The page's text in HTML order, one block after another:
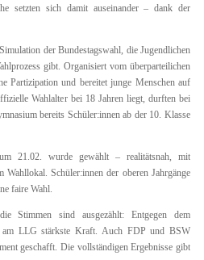
setzten sich damit auseinander – dank der
der Bundestagswahl, die Jugendlichen
gibt. Organisiert vom überparteilichen
Partizipation und bereitet junge Menschen auf
Wahlalter bei 18 Jahren liegt, durften bei
bereits Schüler:innen ab der 10. Klasse
21.02. wurde gewählt – realitätsnah, mit
Wahllokal. Schüler:innen der oberen Jahrgänge
faire Wahl.
Stimmen sind ausgezählt: Entgegen dem
am LLG stärkste Kraft. Auch FDP und BSW
geschafft. Die vollständigen Ergebnisse gibt